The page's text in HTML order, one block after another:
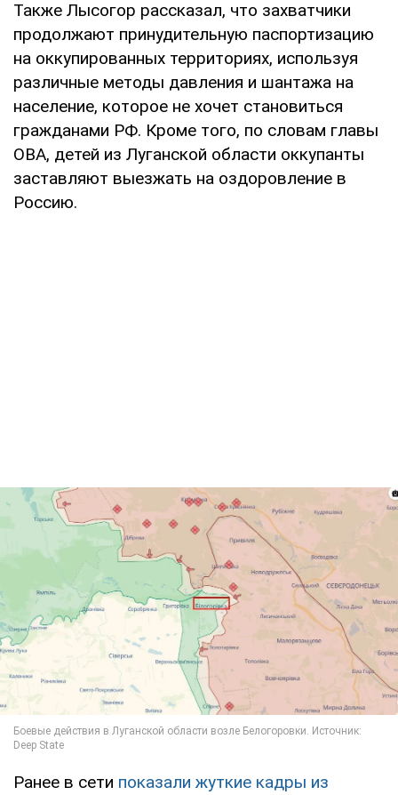
Также Лысогор рассказал, что захватчики
продолжают принудительную паспортизацию
на оккупированных территориях, используя
различные методы давления и шантажа на
население, которое не хочет становиться
гражданами РФ. Кроме того, по словам главы
ОВА, детей из Луганской области оккупанты
заставляют выезжать на оздоровление в
Россию.
Ранее в сети показали жуткие кадры из